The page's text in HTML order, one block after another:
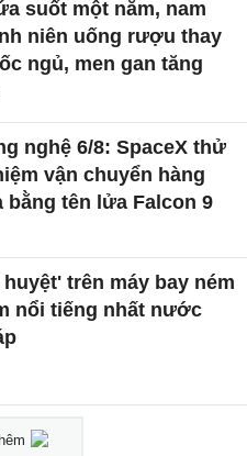
suốt một năm, nam
niên uống rượu thay
ngủ, men gan tăng
nghệ 6/8: SpaceX thử
vận chuyển hàng
bằng tên lửa Falcon 9
trên máy bay ném
nổi tiếng nhất nước